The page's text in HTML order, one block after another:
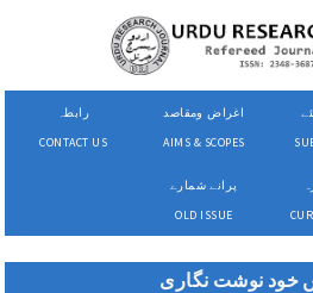
رابطہ
CONTACT US
اغراض ومقاصد
AIMS & SCOPES
پرانے شمارے
OLD ISSUE
خود نوشت نگاری